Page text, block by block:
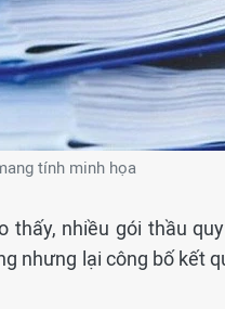
tính minh họa
thấy, nhiều gói thầu
nhưng lại công bố kết